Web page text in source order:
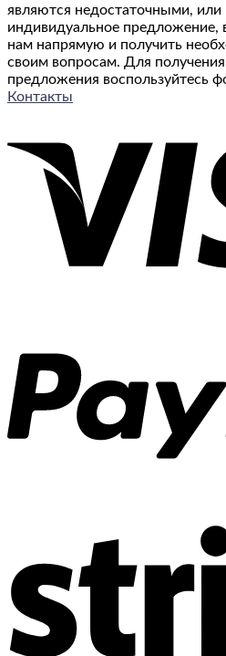
являются недостаточными, или
индивидуальное предложение,
нам напрямую и получить
своим вопросам. Для
предложения воспользуйтесь
Контакты